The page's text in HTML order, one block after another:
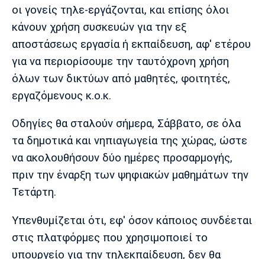
οι γονείς τηλε-εργάζονται, και επίσης όλοι
κάνουν χρήση συσκευών για την εξ
αποστάσεως εργασία ή εκπαίδευση, αφ' ετέρου
για να περιορίσουμε την ταυτόχρονη χρήση
όλων των δικτύων από μαθητές, φοιτητές,
εργαζόμενους κ.ο.κ.
Οδηγίες θα σταλούν σήμερα, Σάββατο, σε όλα
τα δημοτικά και νηπιαγωγεία της χώρας, ώστε
να ακολουθήσουν δύο ημέρες προσαρμογής,
πριν την έναρξη των ψηφιακών μαθημάτων την
Τετάρτη.
Υπενθυμίζεται ότι, εφ' όσον κάποιος συνδέεται
στις πλατφόρμες που χρησιμοποιεί το
υπουργείο για την τηλεκπαίδευση, δεν θα